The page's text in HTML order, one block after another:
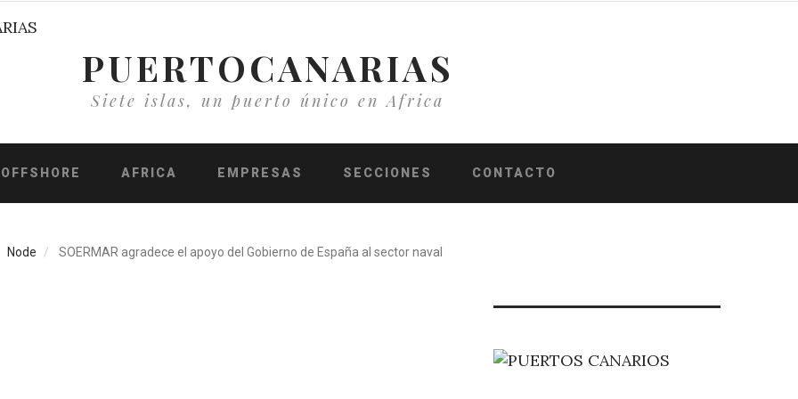
PUERTOCANARIAS
Siete islas, un puerto único en Africa
OFFSHORE AFRICA EMPRESAS SECCIONES CONTACTO
Node SOERMAR agradece el apoyo del Gobierno de España al sector naval